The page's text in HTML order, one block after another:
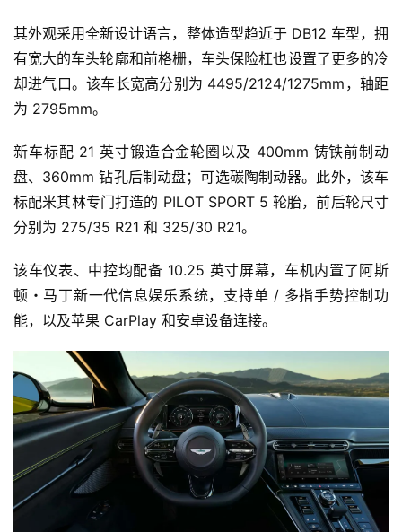
首
页
智
车
时
代
其外观采用全新设计语言，整体造型趋近于 DB12 车型，拥
有宽大的车头轮廓和前格栅，车头保险杠也设置了更多的冷
却进气口。该车长宽高分别为 4495/2124/1275mm，轴距
为 2795mm。
新车标配 21 英寸锻造合金轮圈以及 400mm 铸铁前制动
盘、360mm 钻孔后制动盘；可选碳陶制动器。此外，该车
标配米其林专门打造的 PILOT SPORT 5 轮胎，前后轮尺寸
分别为 275/35 R21 和 325/30 R21。
该车仪表、中控均配备 10.25 英寸屏幕，车机内置了阿斯
顿・马丁新一代信息娱乐系统，支持单 / 多指手势控制功
能，以及苹果 CarPlay 和安卓设备连接。